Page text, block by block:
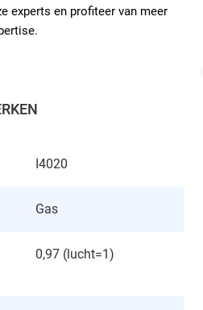
experts en profiteer van meer
I4020
Gas
0,97 (lucht=1)